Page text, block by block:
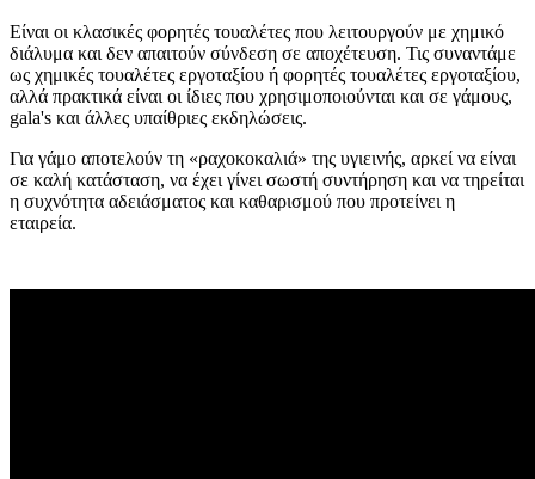
Είναι οι κλασικές φορητές τουαλέτες που λειτουργούν με χημικό
διάλυμα και δεν απαιτούν σύνδεση σε αποχέτευση. Τις συναντάμε
ως χημικές τουαλέτες εργοταξίου ή φορητές τουαλέτες εργοταξίου,
αλλά πρακτικά είναι οι ίδιες που χρησιμοποιούνται και σε γάμους,
gala's και άλλες υπαίθριες εκδηλώσεις.
Για γάμο αποτελούν τη «ραχοκοκαλιά» της υγιεινής, αρκεί να είναι
σε καλή κατάσταση, να έχει γίνει σωστή συντήρηση και να τηρείται
η συχνότητα αδειάσματος και καθαρισμού που προτείνει η
εταιρεία.